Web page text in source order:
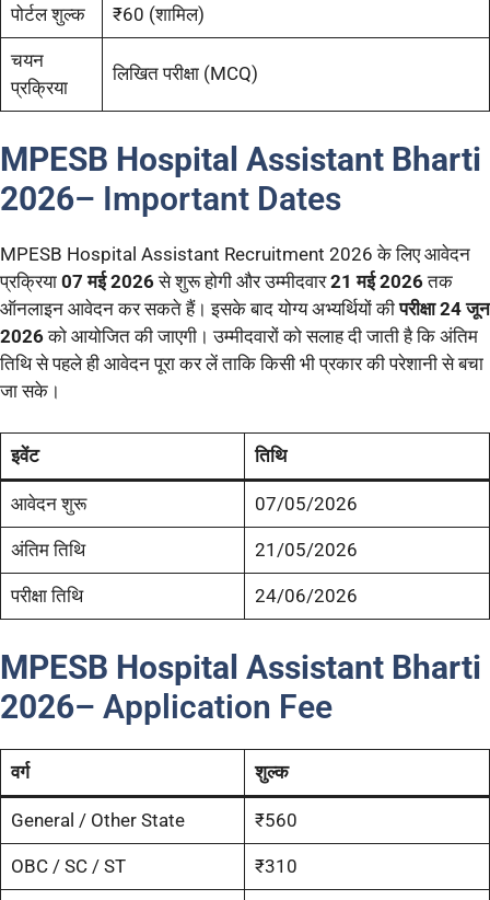
पोर्टल शुल्क ₹60 (शामिल)
चयन
प्रक्रिया
लिखित परीक्षा (MCQ)
MPESB Hospital Assistant Bharti
2026– Important Dates
MPESB Hospital Assistant Recruitment 2026 के लिए आवेदन
प्रक्रिया 07 मई 2026से शुरू होगी और उम्मीदवार21 मई 2026तक
ऑनलाइन आवेदन कर सकते हैं। इसके बाद योग्य अभ्यर्थियों कीपरीक्षा 24 जून
2026को आयोजित की जाएगी। उम्मीदवारों को सलाह दी जाती है कि अंतिम
तिथि से पहले ही आवेदन पूरा कर लें ताकि किसी भी प्रकार की परेशानी से बचा
जा सके।
इवेंट तिथि
आवेदन शुरू 07/05/2026
अंतिम तिथि 21/05/2026
परीक्षा तिथि 24/06/2026
MPESB Hospital Assistant Bharti
2026– Application Fee
वर्ग शुल्क
General / Other State ₹560
OBC / SC / ST ₹310